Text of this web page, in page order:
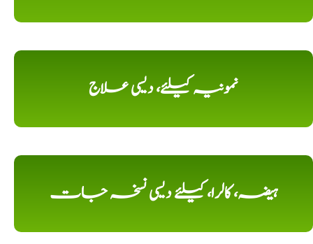
نمونیہ کیلئے، دیسی علاج
ہیضہ، کالرا، کیلئے دیسی نسخہ جات